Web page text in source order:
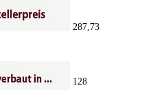
287,73
128